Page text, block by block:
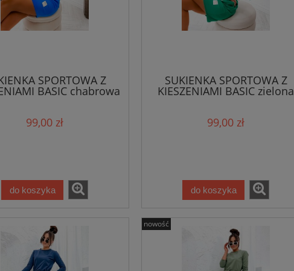
SPORTOWA Z
BASIC chabrowa
99,00 zł
do koszyka
SUKIENKA SPORTOWA Z
KIESZENIAMI BASIC zielona
99,00 zł
do koszyka
nowość